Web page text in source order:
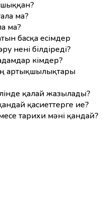
шыққан?
ма?
ма?
басқа есімдер
нені білдіреді?
кімдер?
артықшылықтары
қалай жазылады?
қасиеттерге ие?
тарихи мәні қандай?